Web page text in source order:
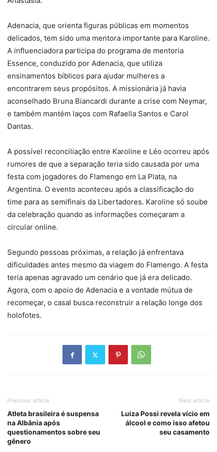
Adenacia, que orienta figuras públicas em momentos
delicados, tem sido uma mentora importante para Karoline.
A influenciadora participa do programa de mentoria
Essence, conduzido por Adenacia, que utiliza
ensinamentos bíblicos para ajudar mulheres a
encontrarem seus propósitos. A missionária já havia
aconselhado Bruna Biancardi durante a crise com Neymar,
e também mantém laços com Rafaella Santos e Carol
Dantas.
A possível reconciliação entre Karoline e Léo ocorreu após
rumores de que a separação teria sido causada por uma
festa com jogadores do Flamengo em La Plata, na
Argentina. O evento aconteceu após a classificação do
time para as semifinais da Libertadores. Karoline só soube
da celebração quando as informações começaram a
circular online.
Segundo pessoas próximas, a relação já enfrentava
dificuldades antes mesmo da viagem do Flamengo. A festa
teria apenas agravado um cenário que já era delicado.
Agora, com o apoio de Adenacia e a vontade mútua de
recomeçar, o casal busca reconstruir a relação longe dos
holofotes.
Previous article
Atleta brasileira é suspensa
na Albânia após
questionamentos sobre seu
gênero
Next article
Luiza Possi revela vício em
álcool e como isso afetou
seu casamento